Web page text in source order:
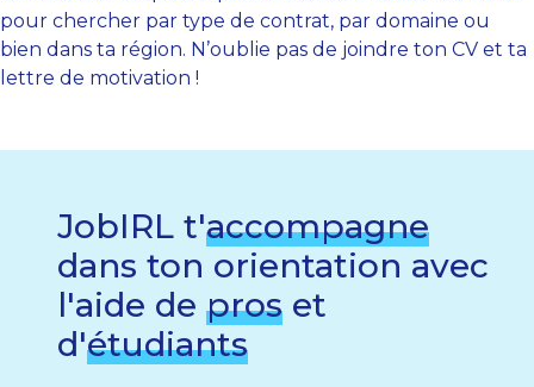
pour chercher par type de contrat, par domaine ou
bien dans ta région. N’oublie pas de joindre ton CV et ta
lettre de motivation !
JobIRL t'accompagne
dans ton orientation avec
l'aide de pros et
d'étudiants